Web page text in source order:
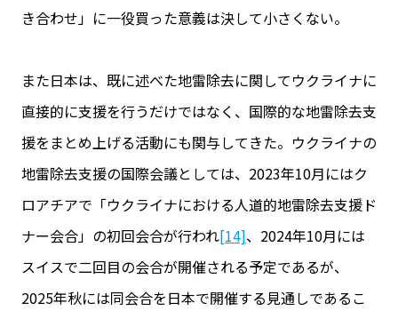
き合わせ」に一役買った意義は決して小さくない。
また日本は、既に述べた地雷除去に関してウクライナに
直接的に支援を行うだけではなく、国際的な地雷除去支
援をまとめ上げる活動にも関与してきた。ウクライナの
地雷除去支援の国際会議としては、2023年10月にはク
ロアチアで「ウクライナにおける人道的地雷除去支援ド
ナー会合」の初回会合が行われ[14]、2024年10月には
スイスで二回目の会合が開催される予定であるが、
2025年秋には同会合を日本で開催する見通しであるこ